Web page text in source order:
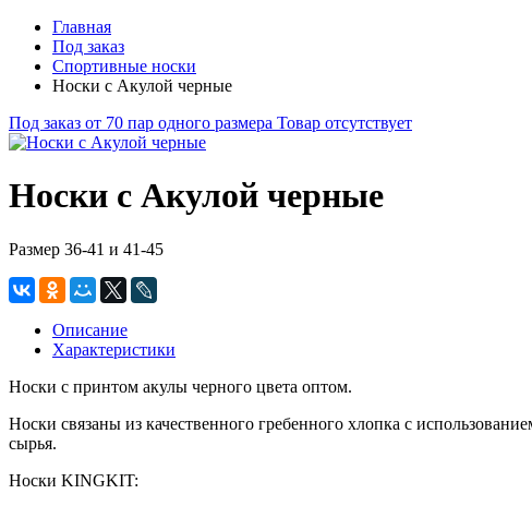
Главная
Под заказ
Спортивные носки
Носки с Акулой черные
Под заказ от 70 пар одного размера Товар отсутствует
Носки с Акулой черные
Размер 36-41 и 41-45
Описание
Характеристики
Носки с принтом акулы черного цвета оптом.
Носки связаны из качественного гребенного хлопка с
сырья.
Носки KINGKIT: